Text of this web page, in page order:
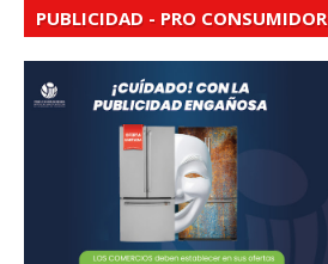
PUBLICIDAD - PRO CONSUMIDOR